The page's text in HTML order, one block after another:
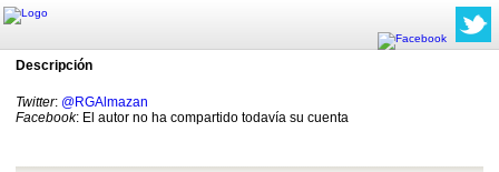
Descripción
Twitter: @RGAlmazan
Facebook: El autor no ha compartido todavía su cuenta